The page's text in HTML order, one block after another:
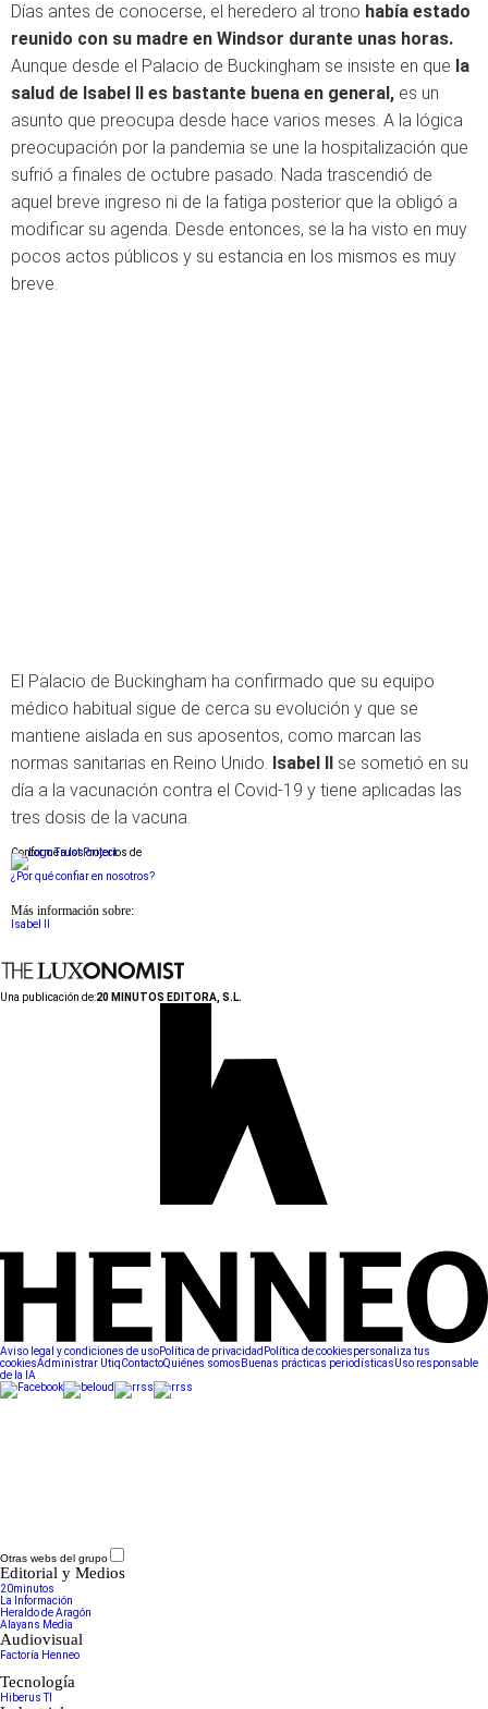
Días antes de conocerse, el heredero al trono había estado
reunido con su madre en Windsor durante unas horas.
Aunque desde el Palacio de Buckingham se insiste en que la
salud de Isabel II es bastante buena en general, es un
asunto que preocupa desde hace varios meses. A la lógica
preocupación por la pandemia se une la hospitalización que
sufrió a finales de octubre pasado. Nada trascendió de
aquel breve ingreso ni de la fatiga posterior que la obligó a
modificar su agenda. Desde entonces, se la ha visto en muy
pocos actos públicos y su estancia en los mismos es muy
breve.
El Palacio de Buckingham ha confirmado que su equipo
médico habitual sigue de cerca su evolución y que se
mantiene aislada en sus aposentos, como marcan las
normas sanitarias en Reino Unido. Isabel II se sometió en su
día a la vacunación contra el Covid-19 y tiene aplicadas las
tres dosis de la vacuna.
Conforme a los criterios de
¿Por qué confiar en nosotros?
Más información sobre:
Isabel II
Una publicación de:20 MINUTOS EDITORA, S.L.
Aviso legal y condiciones de usoPolítica de privacidad Política de cookiespersonaliza tus
cookiesAdministrar UtiqContactoQuiénes somos Buenas prácticas periodísticasUso responsable
de la IA
Otras webs del grupo
Editorial y Medios
20minutos
La Información
Heraldo de Aragón
Alayans Media
Audiovisual
Factoría Henneo
Tecnología
Hiberus TI